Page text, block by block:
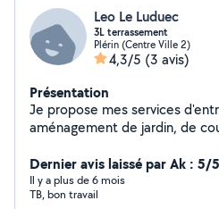
Leo Le Luduec
3L terrassement
Plérin (Centre Ville 2)
4,3/5 (3 avis)
Présentation
Je propose mes services
aménagement de jardin, de
propose aussi entretien et la
aussi création de gazon et
verger Je propose aussi la
Dernier avis laissé par Ak : 5/5
Il y a plus de 6 mois
TB, bon travail